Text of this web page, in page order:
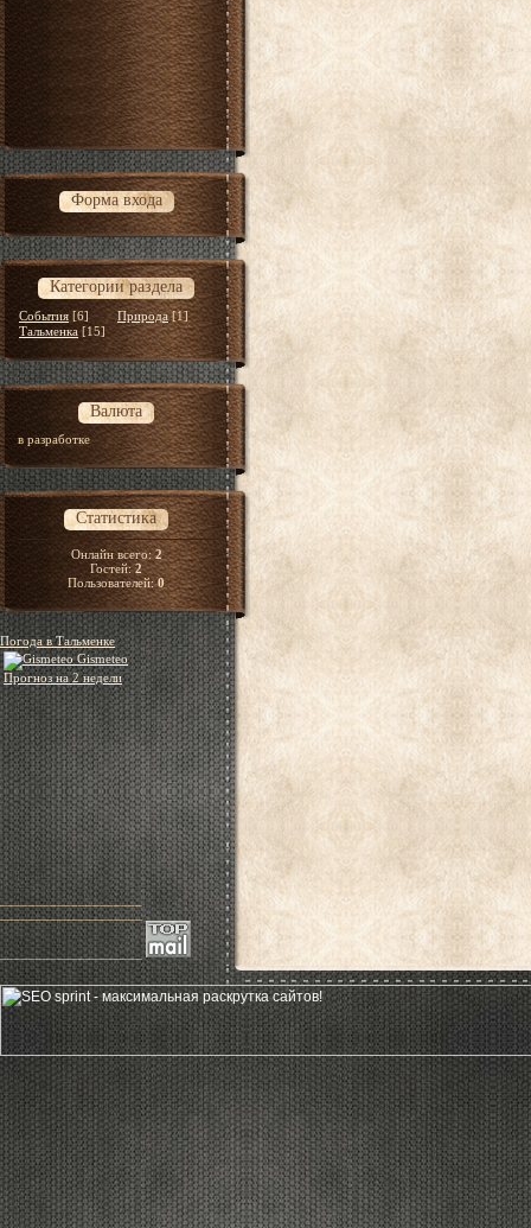
Форма входа
Категории раздела
События [6] Природа [1]
Тальменка [15]
Валюта
в разработке
Статистика
Онлайн всего:2
Гостей:2
Пользователей:0
Погода в Тальменке
Gismeteo
Прогноз на 2 недели
____________________
____________________
____________________